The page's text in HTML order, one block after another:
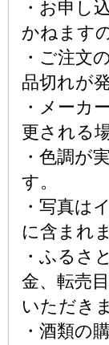
・お申し
かねます
・ご注文
品切れが
・メーカ
更される
・色調が
す。
・写真は
に含まれ
・ふるさ
金、転売
いただき
・酒類の